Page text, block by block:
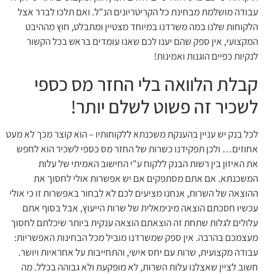
עבודה מושלמת מבחינת כל הקריטריונים הנ"ל. ואם תלכו לברר אצל
הלקוחות שלנו במה משרדנו במיוחד מצטיין ומתבלט, חוץ מההיבט
המקצועי, אין ספק שהם יענו לכם שאנו עומדים בראש בכל הקשור
לנקיות כפיים הוגנות ואמינות!
קבלת הלוואה בלי החזר מס כספי
לשכיר זה פשוט לשלם יותר!
לכל בנק יש עניין בהענקת משכנתא ללקוחותיו – הוא קוצר מכך לא מעט
אחוזים… ולכן תפקידנו כשרות של החזר מס כספי לשכיר הוא לחפש
את האיזון בין רשות הבנק ללקוח ע"י החישוב האמיתי של עלות
המשכנתא. אם אתם מסתפקים אם יש אפשרות אולי לחסוך את
ההוצאה של השרות, אנחנו מציעים לכם לא לבחור באפשרות זו כי אולי
עכשיו חסכתם הוצאה מינימאלית של שרות הייעוץ, אבל בסוף אתם
עלולים לגלות שתחת זה הוצאתם הוצאה ענקית ביותר שיכלתם לחסוך
מעצמכם בהרבה. אין ספק שמשרדנו מוביל מכל הבחינות האפשריות:
עבודה מקצועית, שרות עם יחס אישי, והתחייבות על אחראיות ויושר.
חשוב לציין שאצלנו עלות השרות, לא מופקעת ולא גבוהה בכלל. מה